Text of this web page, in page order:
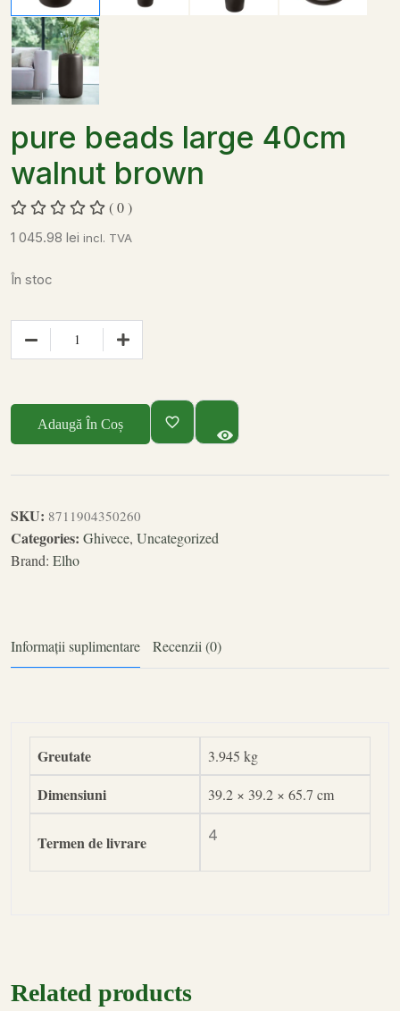
pure beads large 40cm
walnut brown
( 0 )
1 045.98 lei incl. TVA
În stoc
Adaugă În Coș
SKU: 8711904350260
Categories: Ghivece, Uncategorized
Brand: Elho
Informații suplimentare Recenzii (0)
Greutate 3.945 kg
Dimensiuni 39.2 × 39.2 × 65.7 cm
Termen de livrare 4
Related products